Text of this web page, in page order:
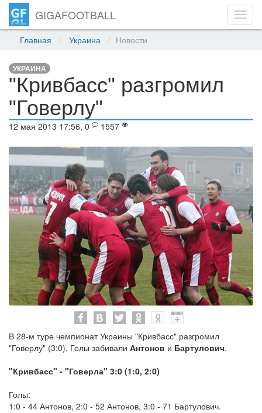
GIGAFOOTBALL
Главная Украина Новости
УКРАИНА
"Кривбасс" разгромил
"Говерлу"
12 мая 2013 17:56, 0 1557
В 28-м туре чемпионат Украины "Кривбасс" разгромил
"Говерлу" (3:0). Голы забивали Антонов и Бартулович.
"Кривбасс" - "Говерла" 3:0 (1:0, 2:0)
Голы:
1:0 - 44 Антонов, 2:0 - 52 Антонов, 3:0 - 71 Бартулович.